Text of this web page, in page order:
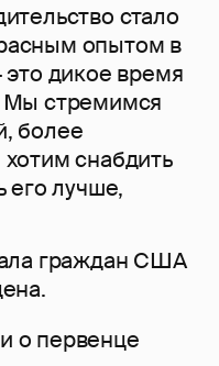
стало
опытом в
дикое время
Мы стремимся
более
снабдить
его лучше,
граждан США
о первенце